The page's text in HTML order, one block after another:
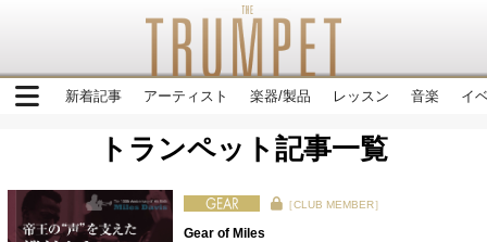
新着記事 アーティスト 楽器/製品 レッスン 音楽 イ
トランペット記事一覧
［CLUB MEMBER］
Gear of Miles